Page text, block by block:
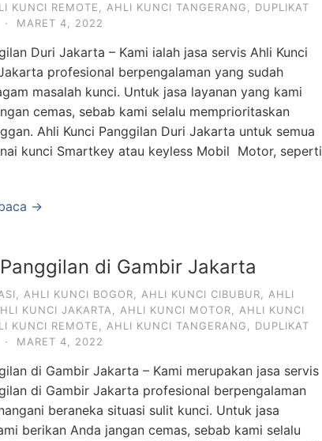
KUNCI REMOTE AHLI KUNCI TANGERANG
DUPLIKAT
· MARET 4, 2022
Duri Jakarta – Kami ialah jasa servis Ahli Kunci
profesional berpengalaman yang sudah
masalah kunci. Untuk jasa layanan yang kami
cemas, sebab kami selalu memprioritaskan
Ahli Kunci Panggilan Duri Jakarta untuk semua
kunci Smartkey atau keyless Mobil Motor, seperti
→
di Gambir Jakarta
AHLI KUNCI BOGOR AHLI KUNCI CIBUBUR
AHLI
KUNCI JAKARTA AHLI KUNCI MOTOR
AHLI KUNCI
KUNCI REMOTE AHLI KUNCI TANGERANG
DUPLIKAT
· MARET 4, 2022
di Gambir Jakarta – Kami merupakan jasa servis
di Gambir Jakarta profesional berpengalaman
beraneka situasi sulit kunci. Untuk jasa
berikan Anda jangan cemas, sebab kami selalu